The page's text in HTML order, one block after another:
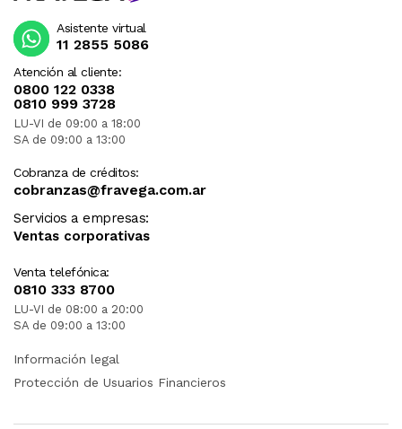
Atención al cliente:
0800 122 0338
0810 999 3728
LU-VI de 09:00 a 18:00
SA de 09:00 a 13:00
Cobranza de créditos:
cobranzas@fravega.com.ar
Servicios a empresas:
Ventas corporativas
Venta telefónica:
0810 333 8700
LU-VI de 08:00 a 20:00
SA de 09:00 a 13:00
Asistente virtual
11 2855 5086
Información legal
Protección de Usuarios Financieros